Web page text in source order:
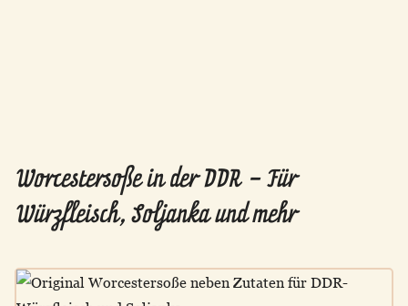
Worcestersoße in der DDR – Für
Würzfleisch, Soljanka und mehr